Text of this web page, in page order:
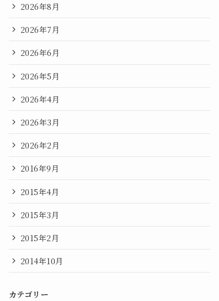
2026年8月
2026年7月
2026年6月
2026年5月
2026年4月
2026年3月
2026年2月
2016年9月
2015年4月
2015年3月
2015年2月
2014年10月
カテゴリー